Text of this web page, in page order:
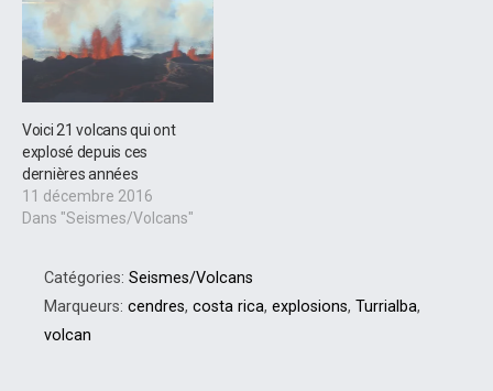
Voici 21 volcans qui ont
explosé depuis ces
dernières années
11 décembre 2016
Dans "Seismes/Volcans"
Catégories: Seismes/Volcans
Marqueurs: cendres, costa rica, explosions, Turrialba,
volcan